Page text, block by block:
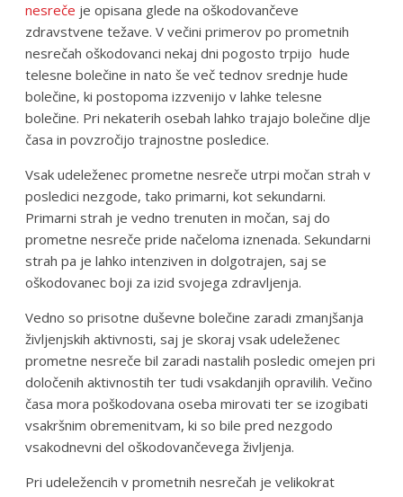
nesreče je opisana glede na oškodovančeve
zdravstvene težave. V večini primerov po prometnih
nesrečah oškodovanci nekaj dni pogosto trpijo hude
telesne bolečine in nato še več tednov srednje hude
bolečine, ki postopoma izzvenijo v lahke telesne
bolečine. Pri nekaterih osebah lahko trajajo bolečine dlje
časa in povzročijo trajnostne posledice.
Vsak udeleženec prometne nesreče utrpi močan strah v
posledici nezgode, tako primarni, kot sekundarni.
Primarni strah je vedno trenuten in močan, saj do
prometne nesreče pride načeloma iznenada. Sekundarni
strah pa je lahko intenziven in dolgotrajen, saj se
oškodovanec boji za izid svojega zdravljenja.
Vedno so prisotne duševne bolečine zaradi zmanjšanja
življenjskih aktivnosti, saj je skoraj vsak udeleženec
prometne nesreče bil zaradi nastalih posledic omejen pri
določenih aktivnostih ter tudi vsakdanjih opravilih. Večino
časa mora poškodovana oseba mirovati ter se izogibati
vsakršnim obremenitvam, ki so bile pred nezgodo
vsakodnevni del oškodovančevega življenja.
Pri udeležencih v prometnih nesrečah je velikokrat